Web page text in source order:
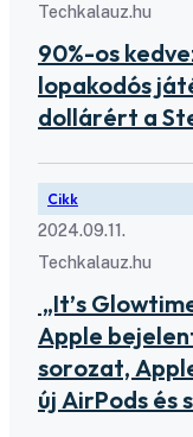
Techkalauz.hu
90%-os
lopakodós
dollárért a
Cikk
2024.09.11.
Techkalauz.hu
„It’s
Apple
sorozat,
új AirPods és